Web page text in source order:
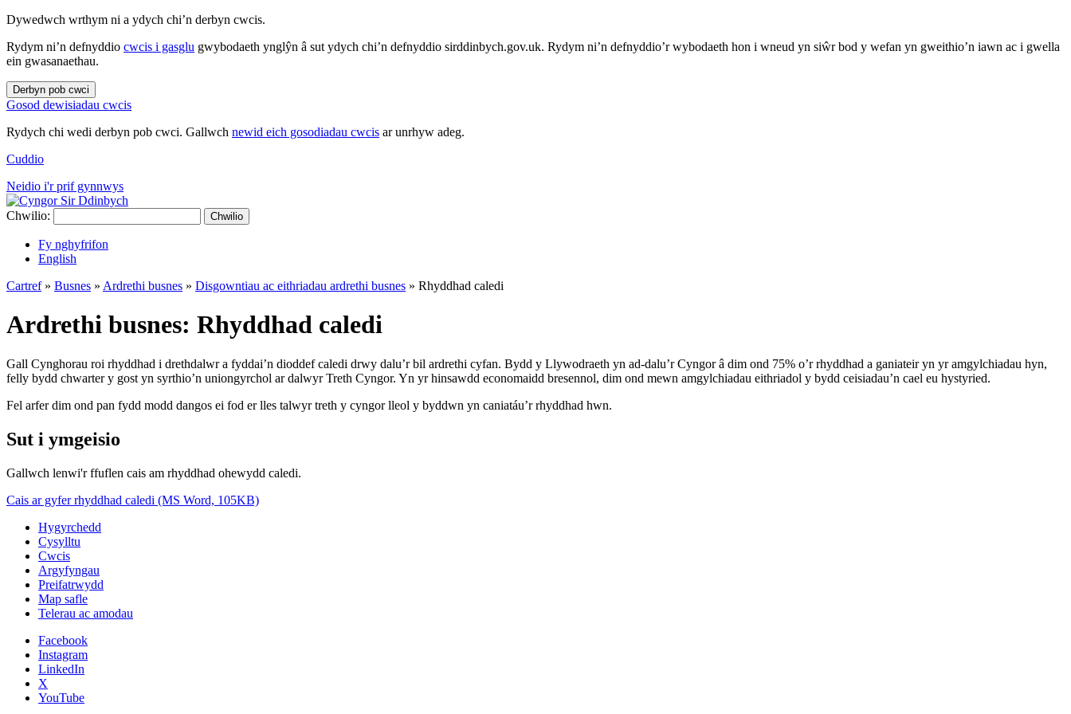
Dywedwch wrthym ni a ydych chi’n derbyn cwcis.
Rydym ni’n defnyddio cwcis i gasglu gwybodaeth ynglŷn â sut ydych chi’n defnyddio sirddinbych.gov.uk. Rydym ni’n defnyddio’r wybodaeth hon i wneud yn siŵr bod y wefan yn gweithio’n iawn ac i gwella
ein gwasanaethau.
Derbyn pob cwci
Gosod dewisiadau cwcis
Rydych chi wedi derbyn pob cwci. Gallwch newid eich gosodiadau cwcis ar unrhyw adeg.
Cuddio
Neidio i'r prif gynnwys
Chwilio: Chwilio
Fy nghyfrifon
English
Cartref» Busnes » Ardrethi busnes » Disgowntiau ac eithriadau ardrethi busnes » Rhyddhad caledi
Ardrethi busnes: Rhyddhad caledi
Gall Cynghorau roi rhyddhad i drethdalwr a fyddai’n dioddef caledi drwy dalu’r bil ardrethi cyfan. Bydd y Llywodraeth yn ad-dalu’r Cyngor â dim ond 75% o’r rhyddhad a ganiateir yn yr amgylchiadau hyn,
felly bydd chwarter y gost yn syrthio’n uniongyrchol ar dalwyr Treth Cyngor. Yn yr hinsawdd economaidd bresennol, dim ond mewn amgylchiadau eithriadol y bydd ceisiadau’n cael eu hystyried.
Fel arfer dim ond pan fydd modd dangos ei fod er lles talwyr treth y cyngor lleol y byddwn yn caniatáu’r rhyddhad hwn.
Sut i ymgeisio
Gallwch lenwi'r ffuflen cais am rhyddhad ohewydd caledi.
Cais ar gyfer rhyddhad caledi (MS Word, 105KB)
Hygyrchedd
Cysylltu
Cwcis
Argyfyngau
Preifatrwydd
Map safle
Telerau ac amodau
Facebook
Instagram
LinkedIn
X
YouTube